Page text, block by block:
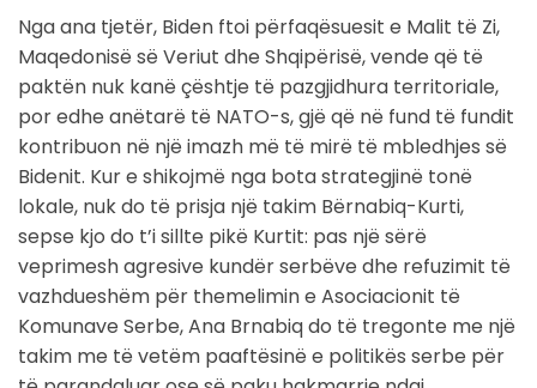
Nga ana tjetër, Biden ftoi përfaqësuesit e Malit të Zi,
Maqedonisë së Veriut dhe Shqipërisë, vende që të
paktën nuk kanë çështje të pazgjidhura territoriale,
por edhe anëtarë të NATO-s, gjë që në fund të fundit
kontribuon në një imazh më të mirë të mbledhjes së
Bidenit. Kur e shikojmë nga bota strategjinë tonë
lokale, nuk do të prisja një takim Bërnabiq-Kurti,
sepse kjo do t’i sillte pikë Kurtit: pas një sërë
veprimesh agresive kundër serbëve dhe refuzimit të
vazhdueshëm për themelimin e Asociacionit të
Komunave Serbe, Ana Brnabiq do të tregonte me një
takim me të vetëm paaftësinë e politikës serbe për